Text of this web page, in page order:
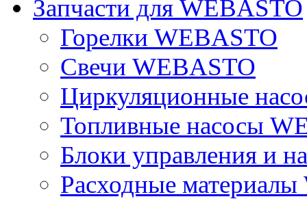
Запчасти для WEBASTO
Горелки WEBASTO
Свечи WEBASTO
Циркуляционные
Топливные насосы
Блоки управления и
Расходные